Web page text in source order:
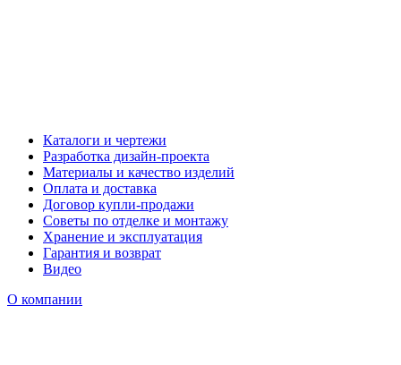
Каталоги и чертежи
Разработка дизайн-проекта
Материалы и качество изделий
Оплата и доставка
Договор купли-продажи
Советы по отделке и монтажу
Хранение и эксплуатация
Гарантия и возврат
Видео
О компании